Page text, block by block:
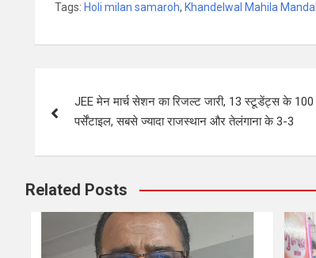
Tags: Holi milan samaroh, Khandelwal Mahila Mandal
JEE मेन मार्च सेशन का रिजल्ट जारी, 13 स्टूडेंट्स के 100
पर्सेंटाइल, सबसे ज्यादा राजस्थान और तेलंगाना के 3-3
Related Posts